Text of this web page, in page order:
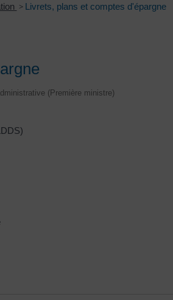
> Livrets, plans et comptes d'épargne
(Première ministre)